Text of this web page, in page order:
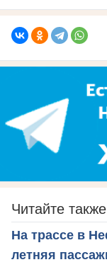
Читайте
На трассе в
летняя